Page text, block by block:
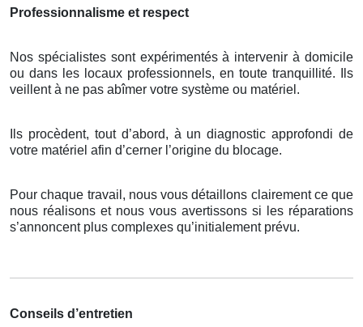
Professionnalisme et respect
Nos spécialistes sont expérimentés à intervenir à domicile
ou dans les locaux professionnels, en toute tranquillité. Ils
veillent à ne pas abîmer votre système ou matériel.
Ils procèdent, tout d’abord, à un diagnostic approfondi de
votre matériel afin d’cerner l’origine du blocage.
Pour chaque travail, nous vous détaillons clairement ce que
nous réalisons et nous vous avertissons si les réparations
s’annoncent plus complexes qu’initialement prévu.
Conseils d’entretien